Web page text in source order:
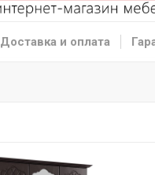
Доставка и оплата